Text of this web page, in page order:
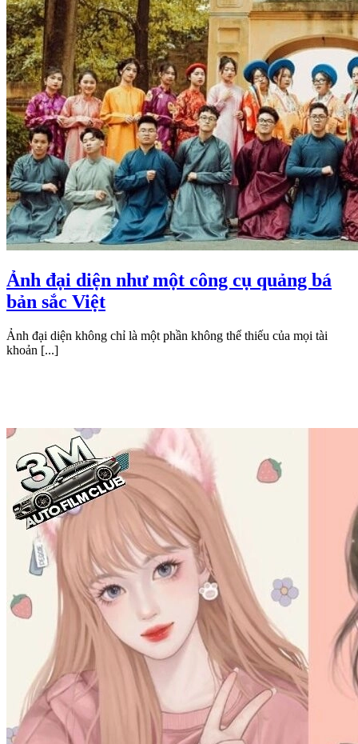
Ảnh đại diện như một công cụ quảng bá
bản sắc Việt
Ảnh đại diện không chỉ là một phần không thể thiếu của mọi tài
khoản [...]